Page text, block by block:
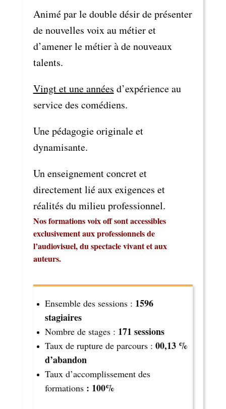
Animé par le double désir de présenter
de nouvelles voix au métier et
d’amener le métier à de nouveaux
talents.
Vingt et une années d’expérience au
service des comédiens.
Une pédagogie originale et
dynamisante.
Un enseignement concret et
directement lié aux exigences et
réalités du milieu professionnel.
Nos formations voix off sont accessibles
exclusivement aux professionnels de
l’audiovisuel, du spectacle vivant et aux
auteurs.
Ensemble des sessions : 1596
stagiaires
Nombre de stages : 171 sessions
Taux de rupture de parcours : 00,13 %
d’abandon
Taux d’accomplissement des
formations: 100%